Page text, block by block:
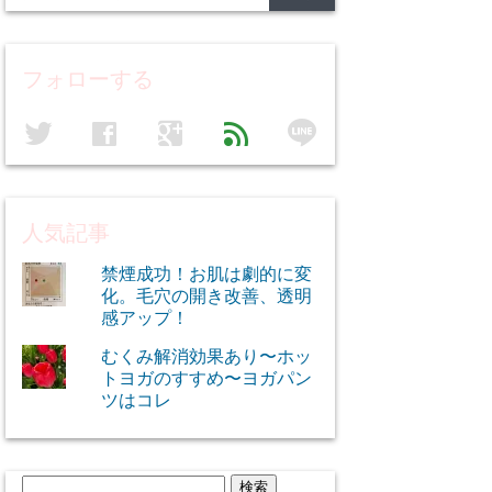
フォローする
twitter facebook google feed line
人気記事
禁煙成功！お肌は劇的に変
化。毛穴の開き改善、透明
感アップ！
むくみ解消効果あり〜ホッ
トヨガのすすめ〜ヨガパン
ツはコレ